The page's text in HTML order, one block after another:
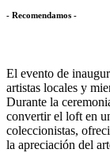
- Recomendamos -
El evento de
artistas locales y
Durante la
convertir el loft en
coleccionistas,
la apreciación del